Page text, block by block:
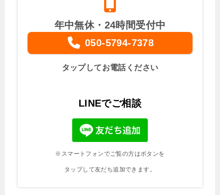
年中無休・24時間受付中
050-5794-7378
タップしてお電話ください
LINEでご相談
※スマートフォンでご覧の方はボタンを
タップして友だち追加できます。